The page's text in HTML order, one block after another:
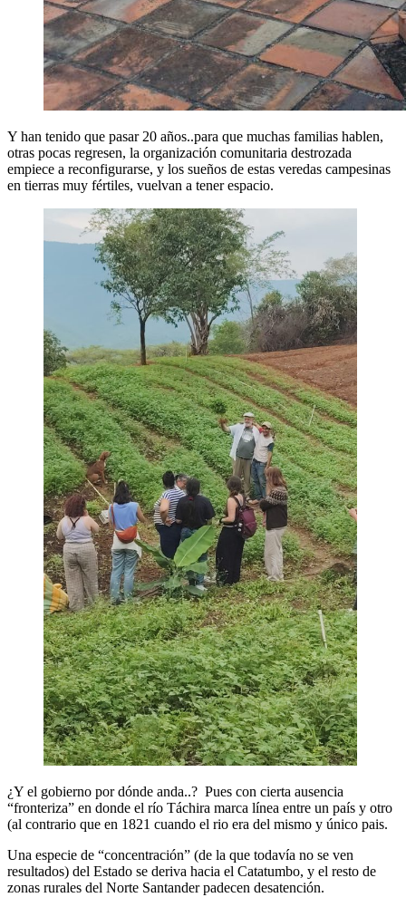
Y han tenido que pasar 20 años..para que muchas familias hablen,
otras pocas regresen, la organización comunitaria destrozada
empiece a reconfigurarse, y los sueños de estas veredas campesinas
en tierras muy fértiles, vuelvan a tener espacio.
¿Y el gobierno por dónde anda..? Pues con cierta ausencia
“fronteriza” en donde el río Táchira marca línea entre un país y otro
(al contrario que en 1821 cuando el rio era del mismo y único pais.
Una especie de “concentración” (de la que todavía no se ven
resultados) del Estado se deriva hacia el Catatumbo, y el resto de
zonas rurales del Norte Santander padecen desatención.